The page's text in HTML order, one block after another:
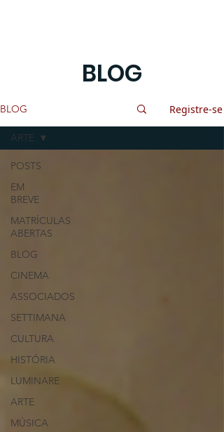
BLOG
BLOG Registre-se
POSTS
EM
BREVE
MATRÍCULAS
ABERTAS
BLOG
CINEMA
ASSOCIADOS
SETTIMANA
CULTURA
HISTÓRIA
LUMINARE
ARTE
MÚSICA
ARTE